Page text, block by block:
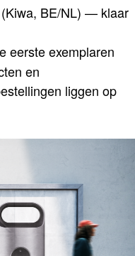
BE/NL) — klaar
eerste exemplaren
en
liggen op